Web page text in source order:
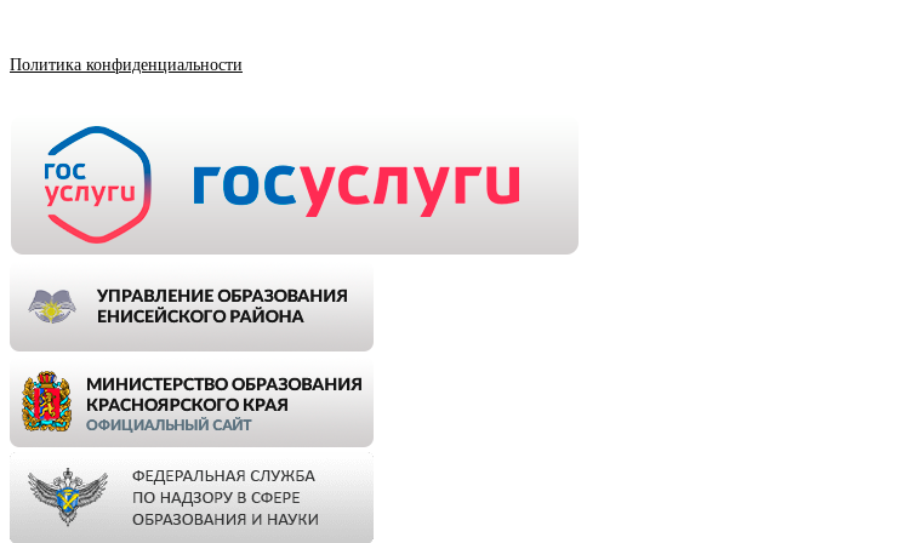
Политика конфиденциальности